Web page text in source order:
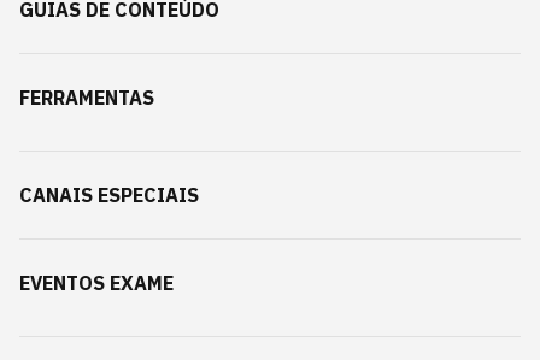
GUIAS DE CONTEÚDO
FERRAMENTAS
CANAIS ESPECIAIS
EVENTOS EXAME